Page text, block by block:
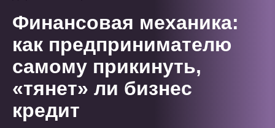
Финансовая механика:
как предпринимателю
самому прикинуть,
«тянет» ли бизнес
кредит